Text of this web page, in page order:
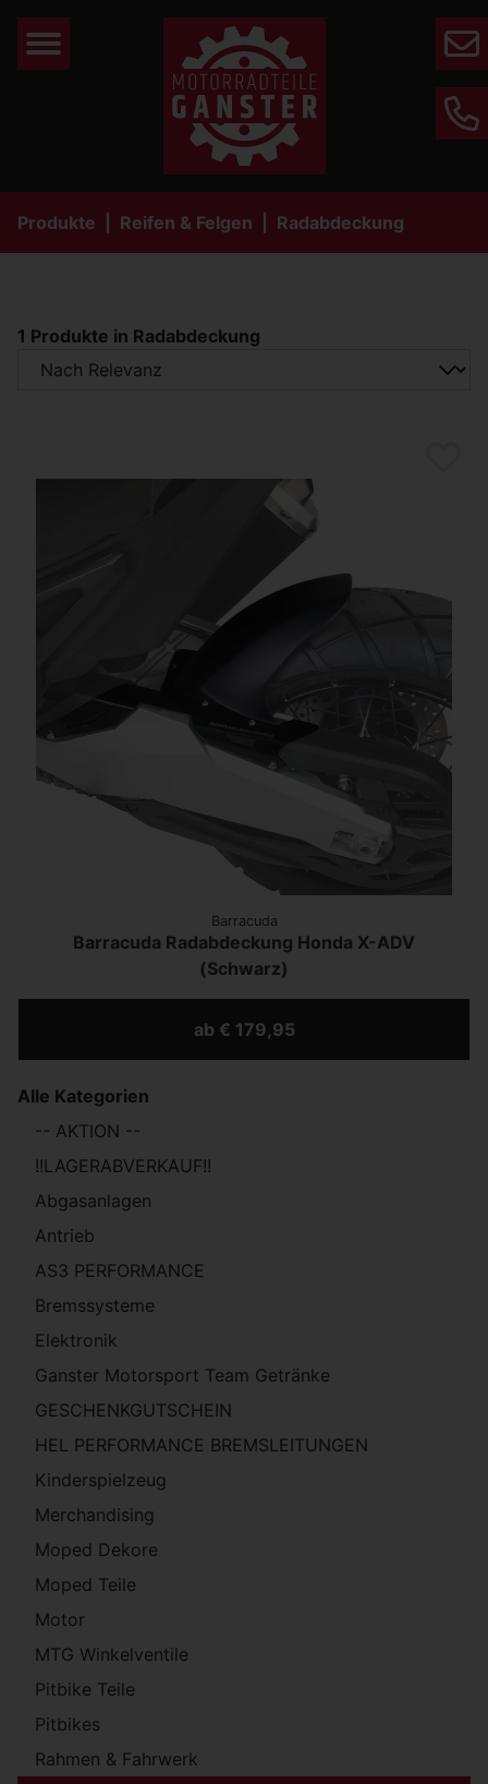
Mail
Produkte Reifen & Felgen Radabdeckung
Alle Kategorien
-- AKTION --
!!LAGERABVERKAUF!!
Abgasanlagen
Antrieb
AS3 PERFORMANCE
Bremssysteme
Elektronik
Ganster Motorsport Team Getränke
GESCHENKGUTSCHEIN
HEL PERFORMANCE BREMSLEITUNGEN
Kinderspielzeug
Merchandising
Moped Dekore
Moped Teile
Motor
MTG Winkelventile
Pitbike Teile
Pitbikes
Rahmen & Fahrwerk
1 Produkte in Radabdeckung
Barracuda
Barracuda Radabdeckung Honda X-ADV
(Schwarz)
ab € 179,95